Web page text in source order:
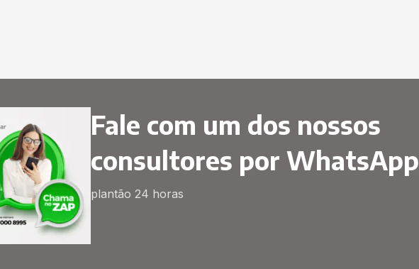
Fale com um dos nossos
consultores por WhatsApp
plantão 24 horas